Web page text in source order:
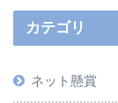
カテゴリ
ネット懸賞